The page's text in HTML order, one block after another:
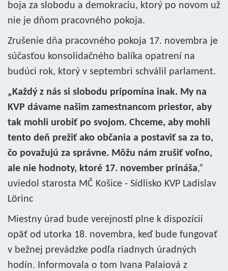
boja za slobodu a demokraciu, ktorý po novom už
nie je dňom pracovného pokoja.
Zrušenie dňa pracovného pokoja 17. novembra je
súčasťou konsolidačného balíka opatrení na
budúci rok, ktorý v septembri schválil parlament.
„Každý z nás si slobodu pripomína inak. My na
KVP dávame našim zamestnancom priestor, aby
tak mohli urobiť po svojom. Chceme, aby mohli
tento deň prežiť ako občania a postaviť sa za to,
čo považujú za správne. Môžu nám zrušiť voľno,
ale nie hodnoty, ktoré 17. november prináša,“
uviedol starosta MČ Košice - Sídlisko KVP Ladislav
Lörinc
Miestny úrad bude verejnosti plne k dispozícii
opäť od utorka 18. novembra, keď bude fungovať
v bežnej prevádzke podľa riadnych úradných
hodín. Informovala o tom Ivana Palaiová z